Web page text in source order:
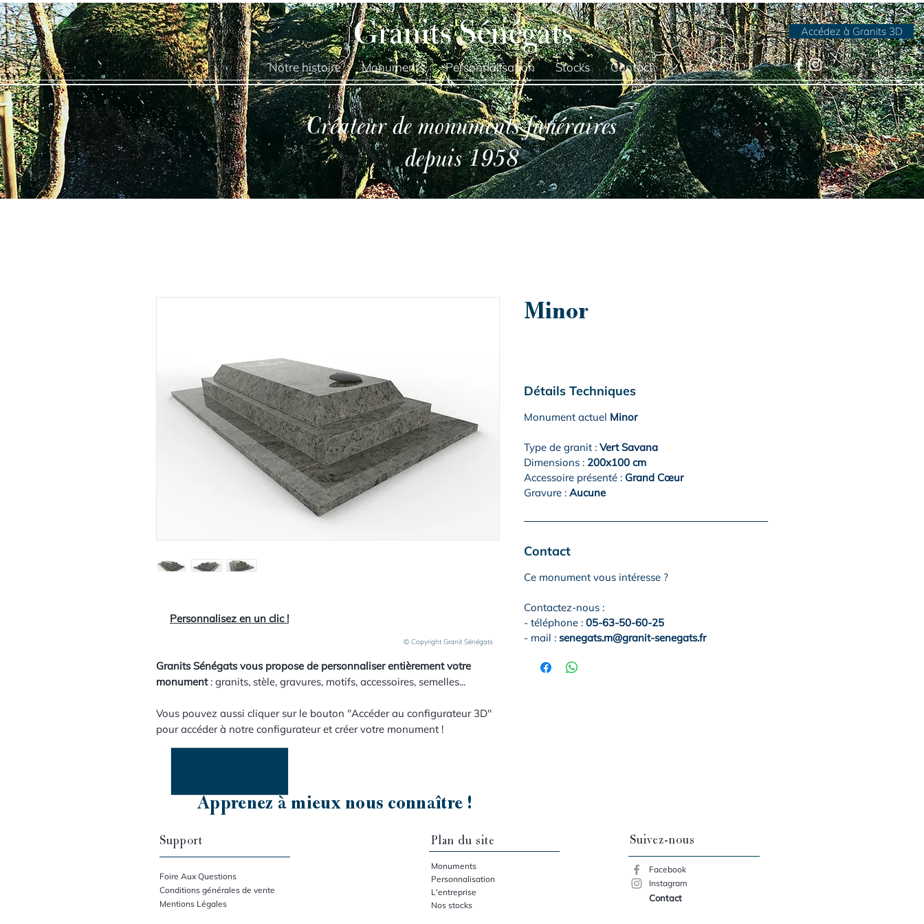
Accédez à Granits 3D
Granits Sénégats
Notre histoire Monuments Personnalisation Stocks Contact
Créateur de monuments funéraires
depuis 1958
Personnalisez en un clic !
Granits Sénégats vous propose de personnaliser entièrement votre
monument: granits, stèle, gravures, motifs, accessoires, semelles...
Vous pouvez aussi cliquer sur le bouton "Accéder au configurateur 3D"
pour accéder à notre configurateur et créer votre monument !
Minor
Détails Techniques
Monument actuel Minor
Type de granit : Vert Savana
Dimensions : 200x100 cm
Accessoire présenté : Grand Cœur
Gravure : Aucune
Contact
Ce monument vous intéresse ?
Contactez-nous :
- téléphone : 05-63-50-60-25
- mail : senegats.m@granit-senegats.fr
© Copyright Granit Sénégats
Apprenez à mieux nous connaître !
Support Plan du site Suivez-nous
Foire Aux Questions
Conditions générales de vente
Mentions Légales
Monuments
Personnalisation
L'entreprise
Nos stocks
Facebook
Instagram
Contact